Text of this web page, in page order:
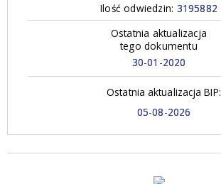
Ilość odwiedzin: 3195882
Ostatnia aktualizacja
tego dokumentu
30-01-2020
Ostatnia aktualizacja BIP:
05-08-2026